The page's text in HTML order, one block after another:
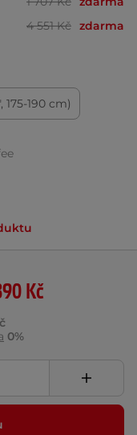
4 551 Kč zdarma
175-190 cm)
Kč
0%